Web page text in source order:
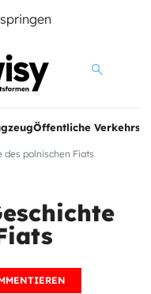
Öffentliche
des polnischen Fiats